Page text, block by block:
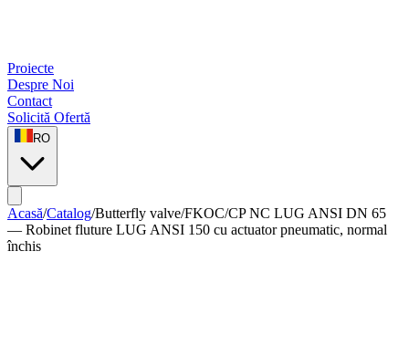
Proiecte
Despre Noi
Contact
Solicită Ofertă
RO
Acasă/Catalog/Butterfly valve/FKOC/CP NC LUG ANSI DN 65
— Robinet fluture LUG ANSI 150 cu actuator pneumatic, normal
închis